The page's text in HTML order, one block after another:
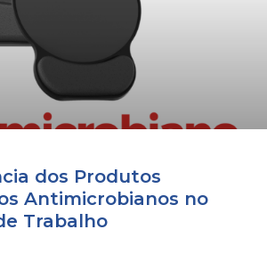
dos Produtos
Antimicrobianos no
Trabalho